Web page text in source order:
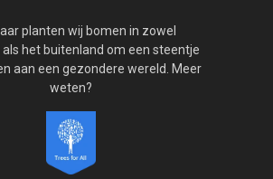
planten wij bomen in zowel
als het buitenland om een steentje
aan een gezondere wereld. Meer
weten?